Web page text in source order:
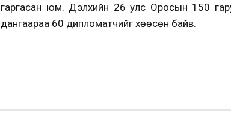
гаргасан юм. Дэлхийн 26 улс Оросын 150
дангаараа 60 дипломатчийг хөөсөн байв.